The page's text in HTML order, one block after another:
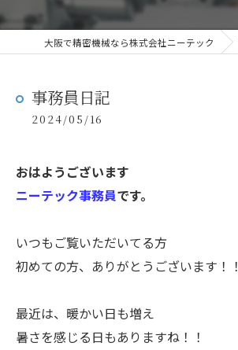
大阪で精密機械なら株式会社ニーテック
事務員日記
2024/05/16
おはようございます
ニーテック事務員です。
いつもご覧いただいてる方
初めての方、ありがとうございます！！
最近は、暖かい日も増え
暑さを感じる日もありますね！！